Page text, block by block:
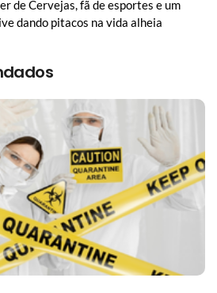
de Cervejas, fã de esportes e um
dando pitacos na vida alheia